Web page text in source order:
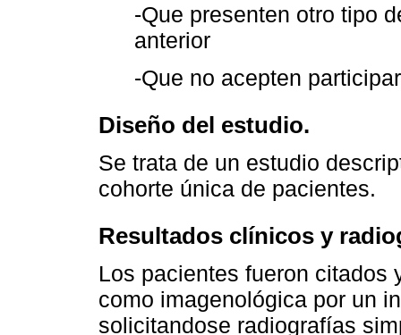
-Que presenten otro tipo
anterior
-Que no acepten
Diseño del estudio.
Se trata de un estudio
cohorte única de pacientes.
Resultados clínicos y
Los pacientes fueron citados
como imagenológica por un
solicitandose radiografías